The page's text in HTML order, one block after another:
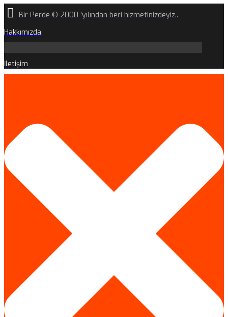
Bir Perde © 2000 'yılından beri hizmetinizdeyiz..
Hakkımızda
İletişim